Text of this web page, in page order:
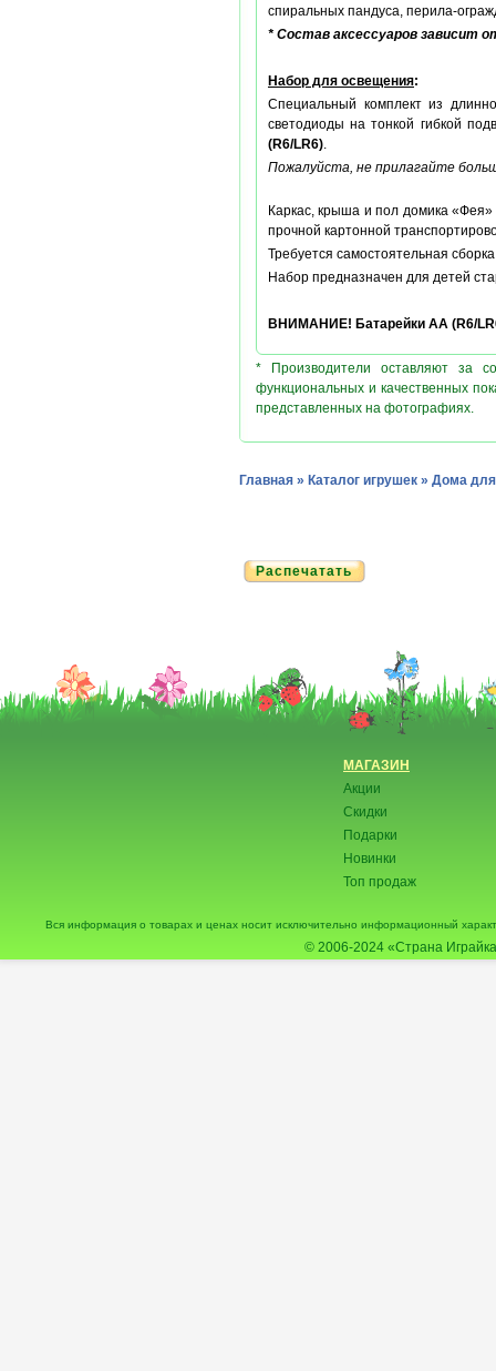
спиральных пандуса, перила-
* Состав аксессуаров зависит
Набор для освещения:
Специальный комплект из
светодиоды на тонкой гибкой
(R6/LR6).
Пожалуйста, не прилагайте
Каркас, крыша и пол домика «Фея»
прочной картонной
Требуется самостоятельная
Набор предназначен для детей
ВНИМАНИЕ! Батарейки AA (R6/
* Производители оставляют за
функциональных и качественных
представленных на фотографиях.
Главная » Каталог игрушек » Дома для
Распечатать
МАГАЗИН
Акции
Скидки
Подарки
Новинки
Топ продаж
Вся информация о товарах и ценах носит исключительно информационный
© 2006-2024 «Страна